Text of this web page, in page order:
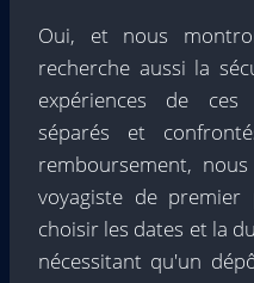
Oui, et nous
recherche aussi la
expériences de ces
séparés et
remboursement,
voyagiste de
choisir les dates et la
nécessitant qu'un